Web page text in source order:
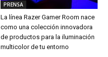
PRENSA
La línea Razer Gamer Room nace
como una colección innovadora
de productos para la iluminación
multicolor de tu entorno